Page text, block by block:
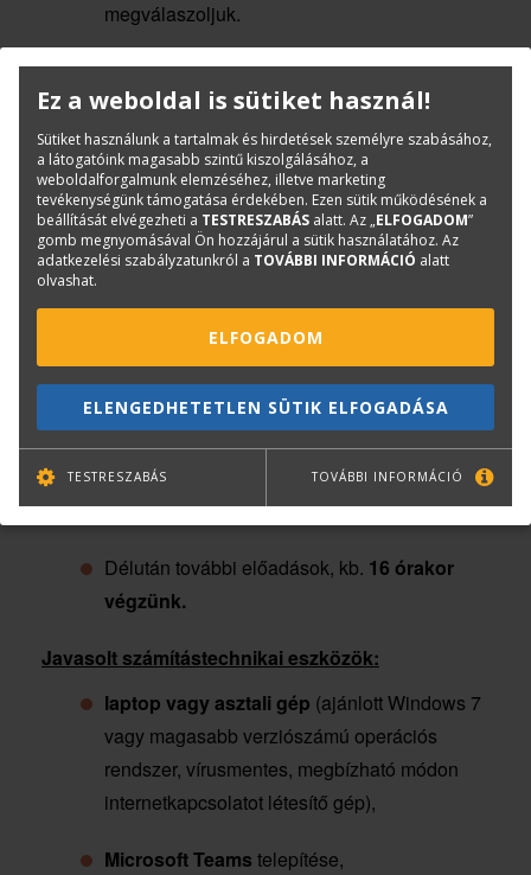
megválaszoljuk.
A Teams programot ide kattintva tudja letölteni.
A tanfolyam elvégzéséről a TERC Kft. által
kiállított, a FAR rendszeren keresztül generált,
részvételt igazolótanúsítványtállítunk ki.
Időrend:
az elméleti anyag megismerését, a tanfolyam
során10–15 perces szünetettartunk.
12:00-13:00 óra ebédszünet(kb. 20
perc),
Délután további előadások, kb. 16 órakor
végzünk.
Javasolt számítástechnikai eszközök:
laptop vagy asztali gép (ajánlott Windows 7
vagy magasabb verziószámú operációs
rendszer, vírusmentes, megbízható módon
internetkapcsolatot létesítő gép),
Microsoft Teams telepítése,
Ez a weboldal is sütiket használ!
Sütiket használunk a tartalmak és hirdetések személyre szabásához,
a látogatóink magasabb szintű kiszolgálásához, a
weboldalforgalmunk elemzéséhez, illetve marketing
tevékenységünk támogatása érdekében. Ezen sütik működésének a
beállítását elvégezheti a TESTRESZABÁS alatt. Az „ELFOGADOM”
gomb megnyomásával Ön hozzájárul a sütik használatához. Az
adatkezelési szabályzatunkról a TOVÁBBI INFORMÁCIÓ alatt
olvashat.
ELFOGADOM
ELENGEDHETETLEN SÜTIK ELFOGADÁSA
TESTRESZABÁS TOVÁBBI INFORMÁCIÓ